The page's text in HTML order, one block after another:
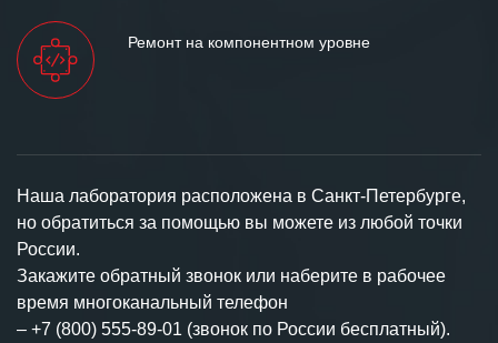
Ремонт на компонентном уровне
Наша лаборатория расположена в Санкт-Петербурге,
но обратиться за помощью вы можете из любой точки
России.
Закажите обратный звонок или наберите в рабочее
время многоканальный телефон
– +7 (800) 555-89-01 (звонок по России бесплатный).